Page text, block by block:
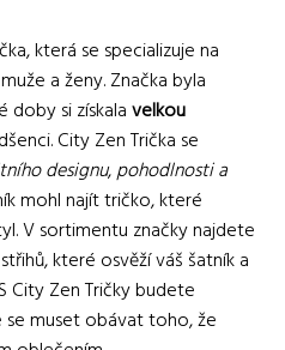
která se specializuje na
a ženy. Značka byla
doby si získalavelkou
City Zen Trička se
designu,pohodlnosti a
mohl najít tričko, které
V sortimentu značky najdete
které osvěží váš šatník a
City Zen Tričky budete
muset obávat toho, že